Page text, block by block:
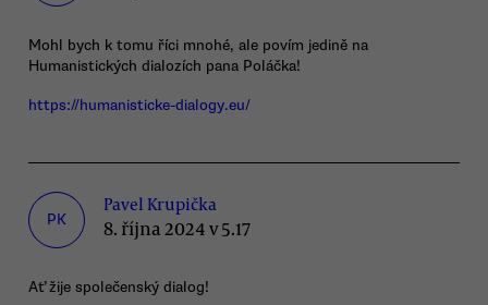
Mohl bych k tomu říci mnohé, ale povím jedině na
Humanistických dialozích pana Poláčka!
https://humanisticke-dialogy.eu/
PK
Pavel Krupička
8. října 2024 v 5.17
Ať žije společenský dialog!